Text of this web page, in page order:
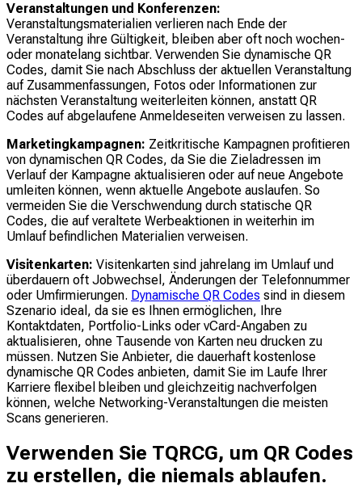
Veranstaltungen und Konferenzen:
Veranstaltungsmaterialien verlieren nach Ende der
Veranstaltung ihre Gültigkeit, bleiben aber oft noch wochen-
oder monatelang sichtbar. Verwenden Sie dynamische QR
Codes, damit Sie nach Abschluss der aktuellen Veranstaltung
auf Zusammenfassungen, Fotos oder Informationen zur
nächsten Veranstaltung weiterleiten können, anstatt QR
Codes auf abgelaufene Anmeldeseiten verweisen zu lassen.
Marketingkampagnen: Zeitkritische Kampagnen profitieren
von dynamischen QR Codes, da Sie die Zieladressen im
Verlauf der Kampagne aktualisieren oder auf neue Angebote
umleiten können, wenn aktuelle Angebote auslaufen. So
vermeiden Sie die Verschwendung durch statische QR
Codes, die auf veraltete Werbeaktionen in weiterhin im
Umlauf befindlichen Materialien verweisen.
Visitenkarten: Visitenkarten sind jahrelang im Umlauf und
überdauern oft Jobwechsel, Änderungen der Telefonnummer
oder Umfirmierungen. Dynamische QR Codes sind in diesem
Szenario ideal, da sie es Ihnen ermöglichen, Ihre
Kontaktdaten, Portfolio-Links oder vCard-Angaben zu
aktualisieren, ohne Tausende von Karten neu drucken zu
müssen. Nutzen Sie Anbieter, die dauerhaft kostenlose
dynamische QR Codes anbieten, damit Sie im Laufe Ihrer
Karriere flexibel bleiben und gleichzeitig nachverfolgen
können, welche Networking-Veranstaltungen die meisten
Scans generieren.
Verwenden Sie TQRCG, um QR Codes
zu erstellen, die niemals ablaufen.